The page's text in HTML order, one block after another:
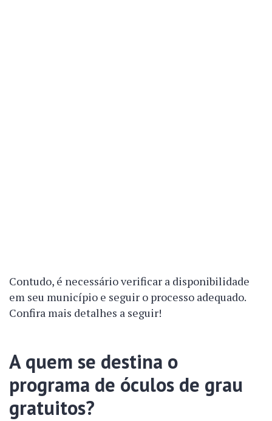
Contudo, é necessário verificar a disponibilidade
em seu município e seguir o processo adequado.
Confira mais detalhes a seguir!
A quem se destina o
programa de óculos de grau
gratuitos?